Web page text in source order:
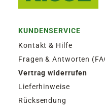
KUNDENSERVICE
Kontakt & Hilfe
Fragen & Antworten
Vertrag widerrufen
Lieferhinweise
Rücksendung